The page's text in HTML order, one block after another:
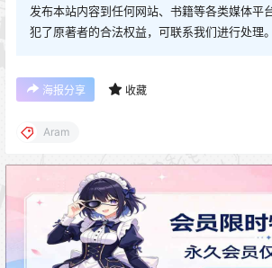
发布本站内容到任何网站、书籍等各类媒体平
犯了原著者的合法权益，可联系我们进行处理。
海报分享 收藏
Aram